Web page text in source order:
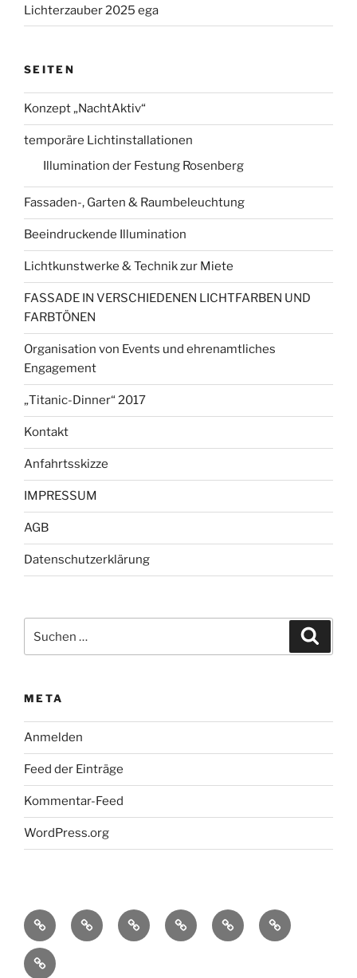
Lichterzauber 2025 ega
SEITEN
Konzept „NachtAktiv“
temporäre Lichtinstallationen
Illumination der Festung Rosenberg
Fassaden-, Garten & Raumbeleuchtung
Beeindruckende Illumination
Lichtkunstwerke & Technik zur Miete
FASSADE IN VERSCHIEDENEN LICHTFARBEN UND
FARBTÖNEN
Organisation von Events und ehrenamtliches
Engagement
„Titanic-Dinner“ 2017
Kontakt
Anfahrtsskizze
IMPRESSUM
AGB
Datenschutzerklärung
nach:
META
Anmelden
Feed der Einträge
Kommentar-Feed
WordPress.org
StartseiteKonzept
„NachtAktiv“
Fassaden-,
Garten
temporäre
Lichtinstallationen
Lichtkunstwerke
&
Kontakt
Bilder